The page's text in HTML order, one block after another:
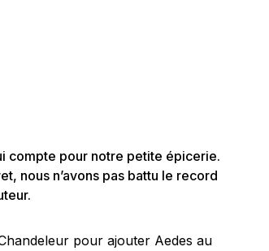
compte pour notre petite épicerie.
nous n’avons pas battu le record
pour ajouter Aedes au